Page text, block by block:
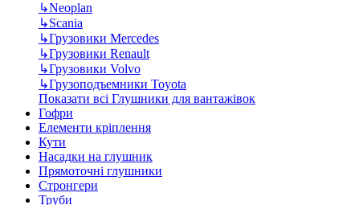
↳Neoplan
↳Scania
↳Грузовики Mercedes
↳Грузовики Renault
↳Грузовики Volvo
↳Грузоподъемники Toyota
Показати всі Глушники для вантажівок
Гофри
Елементи кріплення
Кути
Насадки на глушник
Прямоточні глушники
Стронгери
Труби